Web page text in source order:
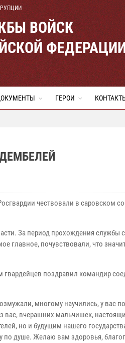
ВОЙСК
ГЕРОИ
чествовали в саровском
За период прохождения службы
главное, почувствовали, что
гвардейцев поздравил командир
многому научились, у вас
вас, вчерашних мальчишек,
но и будущим нашего
по душе. Желаю вам здоровья,